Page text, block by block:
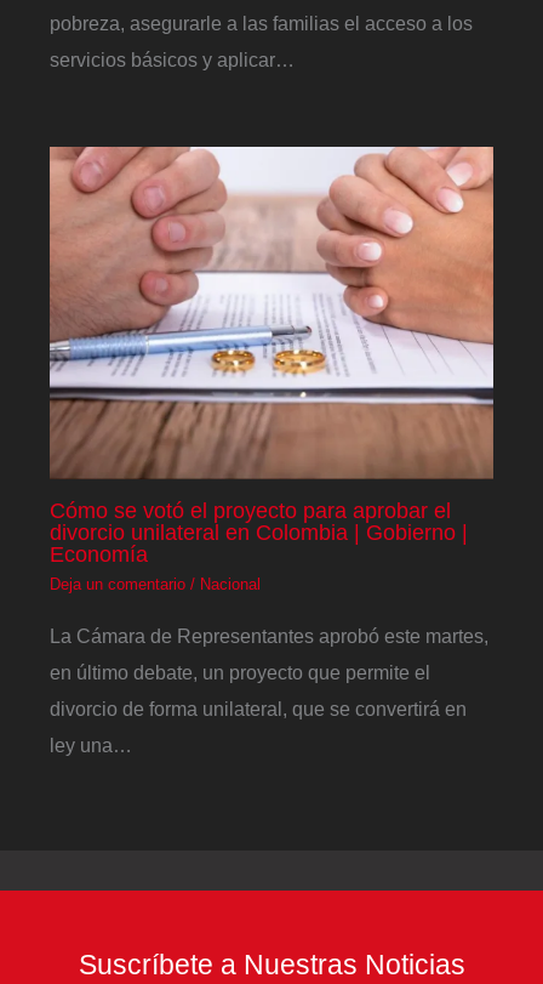
pobreza, asegurarle a las familias el acceso a los
servicios básicos y aplicar…
Cómo se votó el proyecto para aprobar el
divorcio unilateral en Colombia | Gobierno |
Economía
Deja un comentario / Nacional
La Cámara de Representantes aprobó este martes,
en último debate, un proyecto que permite el
divorcio de forma unilateral, que se convertirá en
ley una…
Suscríbete a Nuestras Noticias